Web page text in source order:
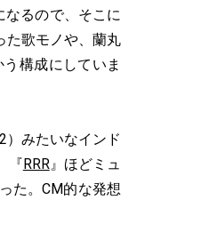
なるので、そこに
た歌モノや、蘭丸
構成にしていま
）みたいなインド
『 RRR』ほどミュ
た。CM的な発想